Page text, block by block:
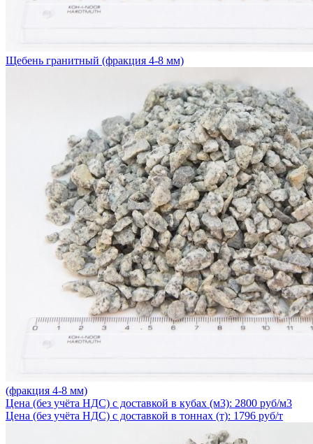
Щебень гранитный (фракция 4-8 мм)
(фракция 4-8 мм)
Цена (без учёта НДС) с доставкой в кубах (м3): 2800 руб/м3
Цена (без учёта НДС) с доставкой в тоннах (т): 1796 руб/т